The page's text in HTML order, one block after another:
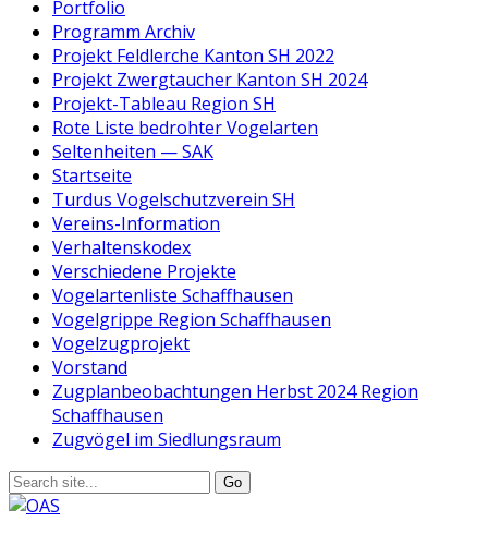
Portfolio
Programm Archiv
Projekt Feldlerche Kanton SH 2022
Projekt Zwergtaucher Kanton SH 2024
Projekt-Tableau Region SH
Rote Liste bedrohter Vogelarten
Seltenheiten — SAK
Startseite
Turdus Vogelschutzverein SH
Vereins-Information
Verhaltenskodex
Verschiedene Projekte
Vogelartenliste Schaffhausen
Vogelgrippe Region Schaffhausen
Vogelzugprojekt
Vorstand
Zugplanbeobachtungen Herbst 2024 Region
Schaffhausen
Zugvögel im Siedlungsraum